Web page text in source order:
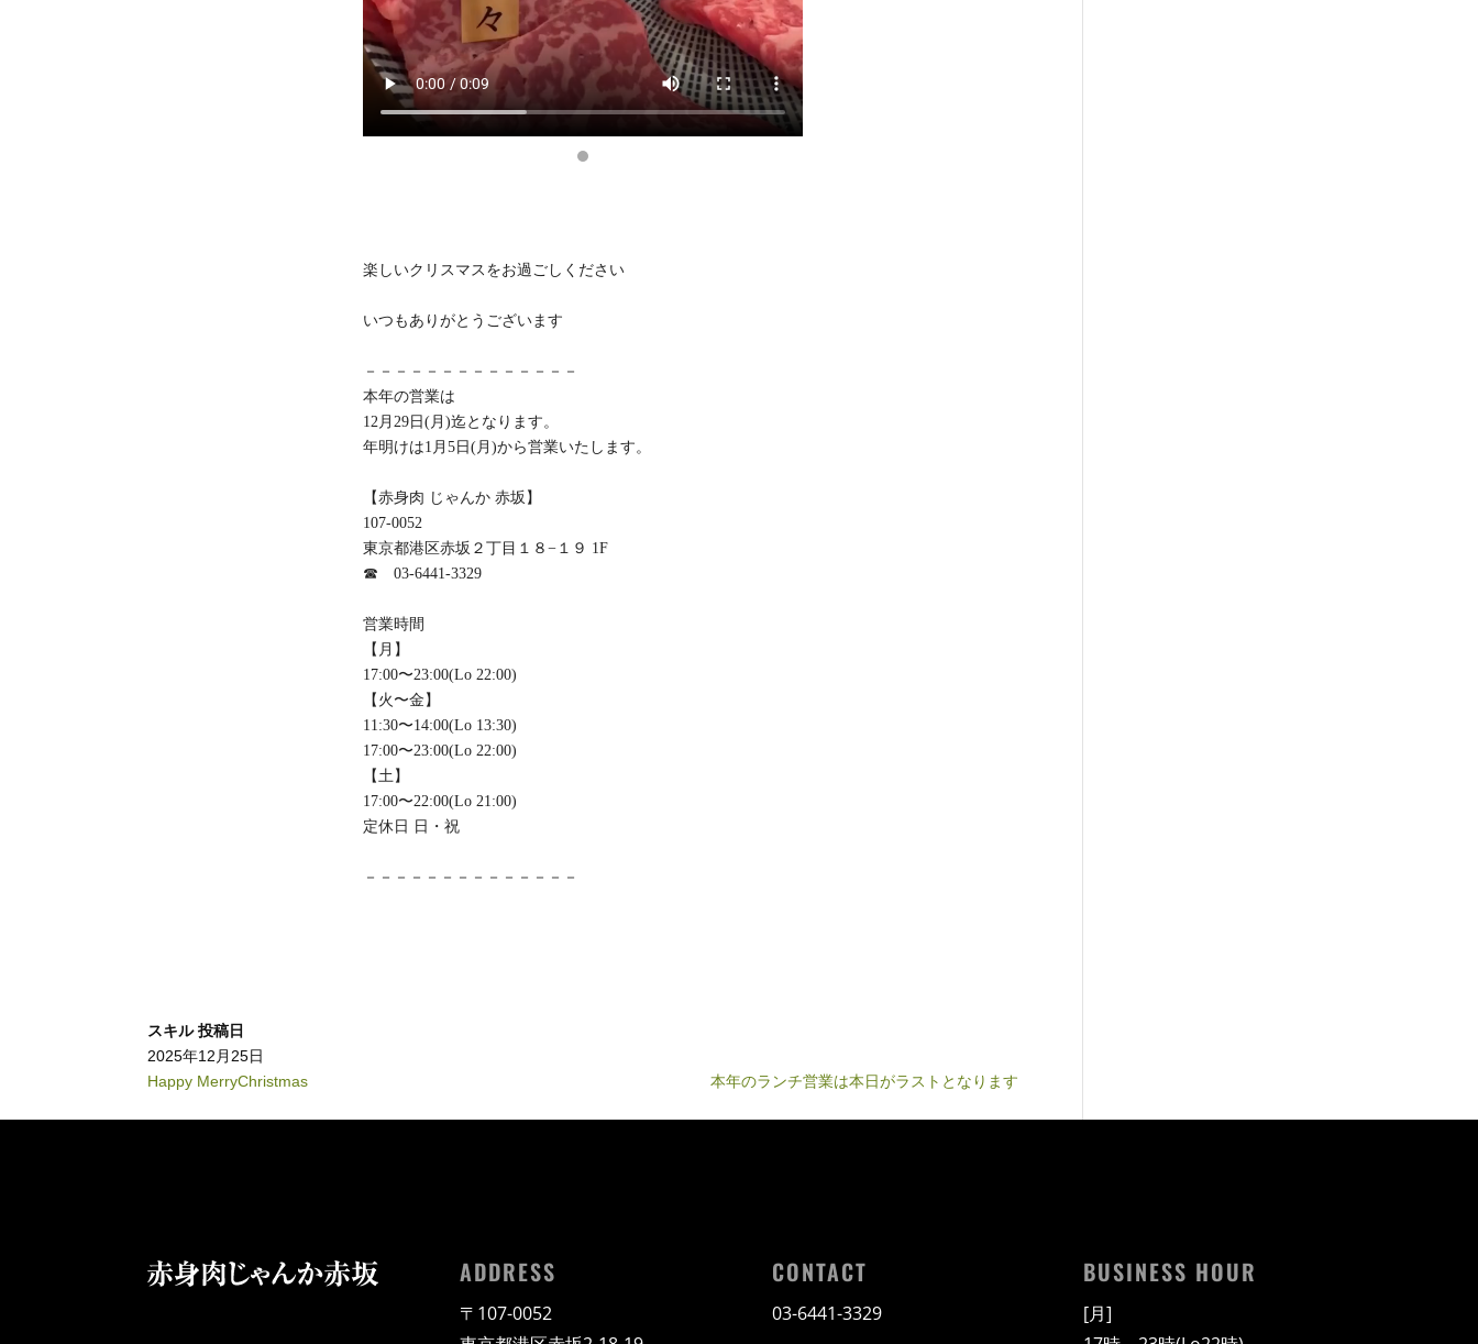
楽しいクリスマスをお過ごしください
いつもありがとうございます
－－－－－－－－－－－－－－
本年の営業は
12月29日(月)迄となります。
年明けは1月5日(月)から営業いたします。
【赤身肉 じゃんか 赤坂】
107-0052
東京都港区赤坂２丁目１８−１９ 1F
☎ 03-6441-3329
営業時間
【月】
17:00〜23:00(Lo 22:00)
【火〜金】
11:30〜14:00(Lo 13:30)
17:00〜23:00(Lo 22:00)
【土】
17:00〜22:00(Lo 21:00)
定休日 日・祝
－－－－－－－－－－－－－－
スキル 投稿日
2025年12月25日
Happy MerryChristmas
本年のランチ営業は本日がラストとなります
ADDRESS
〒107-0052
CONTACT
03-6441-3329
BUSINESS HOUR
[月]